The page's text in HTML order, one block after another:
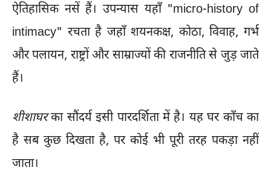
ऐतिहासिक नसें हैं। उपन्यास यहाँ "micro-history of
intimacy" रचता है जहाँ शयनकक्ष, कोठा, विवाह, गर्भ
और पलायन, राष्ट्रों और साम्राज्यों की राजनीति से जुड़ जाते
हैं।
शीशाघरका सौंदर्य इसी पारदर्शिता में है। यह घर काँच का
है सब कुछ दिखता है, पर कोई भी पूरी तरह पकड़ा नहीं
जाता।